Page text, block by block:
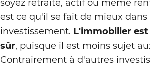
soyez retraité, actif ou même
est ce qu'il se fait de mieux
investissement. L'immobilier
sûr, puisque il est moins sujet
Contrairement à d'autres